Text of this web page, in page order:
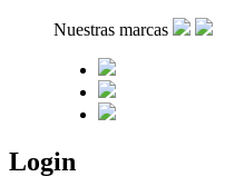
Nuestras marcas
Login